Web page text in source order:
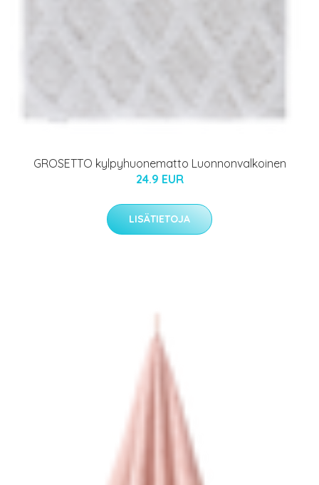
GROSETTO kylpyhuonematto Luonnonvalkoinen
24.9 EUR
LISÄTIETOJA